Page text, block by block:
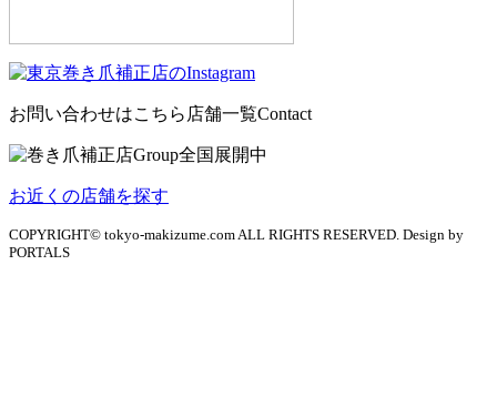
お問い合わせはこちら 店舗一覧Contact
お近くの店舗を探す
COPYRIGHT© tokyo-makizume.com ALL RIGHTS RESERVED. Design by
PORTALS